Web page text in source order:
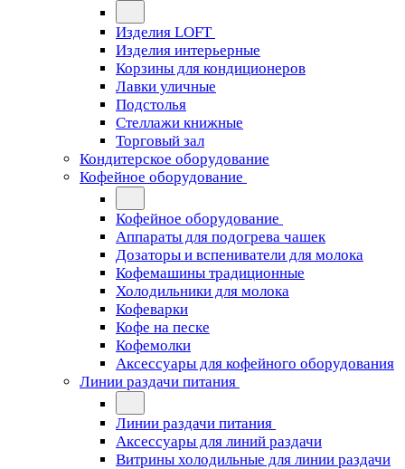
Изделия LOFT
Изделия интерьерные
Корзины для кондиционеров
Лавки уличные
Подстолья
Стеллажи книжные
Торговый зал
Кондитерское оборудование
Кофейное оборудование
Кофейное оборудование
Аппараты для подогрева чашек
Дозаторы и вспениватели для молока
Кофемашины традиционные
Холодильники для молока
Кофеварки
Кофе на песке
Кофемолки
Аксессуары для кофейного оборудования
Линии раздачи питания
Линии раздачи питания
Аксессуары для линий раздачи
Витрины холодильные для линии раздачи